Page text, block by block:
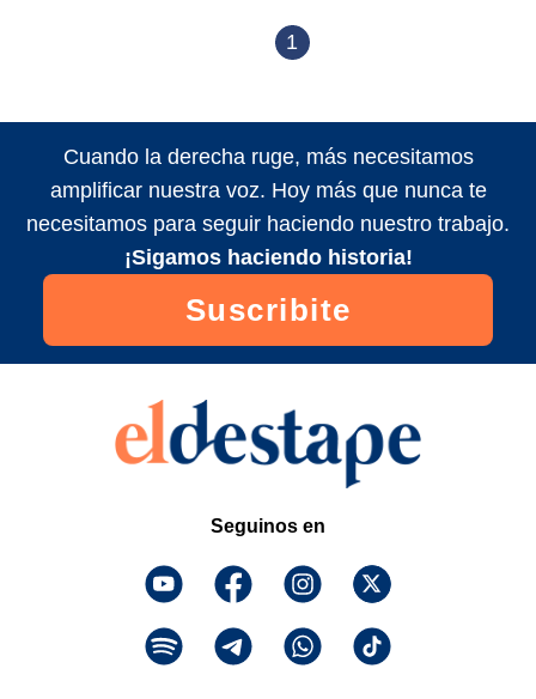
1
Cuando la derecha ruge, más necesitamos
amplificar nuestra voz. Hoy más que nunca te
necesitamos para seguir haciendo nuestro trabajo.
¡Sigamos haciendo historia!
Suscribite
Seguinos en